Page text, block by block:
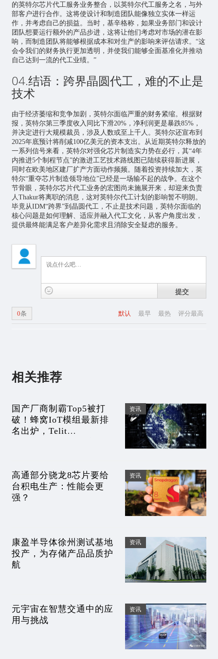
的英特尔芯片代工服务业务整合，以英特尔代工服务之名，与外
部客户进行合作。这将使设计和制造团队能像独立实体一样运
作，并考虑自己的损益。当时，基辛格称，如果业务部门和设计
团队想要运行额外的产品步进，这将让他们考虑对市场的潜在影
响，而制造团队将能够根据成本和对生产的影响来评估请求。“这
会令我们的财务执行更加透明，并使我们能够全面基准化并推动
自己达到一流的代工业绩。”
04.结语：跨界晶圆代工，难的不止是
技术
由于经济萎缩和竞争加剧，英特尔面临严重的财务紧缩。根据财
报，英特尔第三季度收入同比下滑20%，净利润更是暴跌85%，
并决定进行大规模裁员，涉及人数或至上千人。英特尔还宣布到
2025年底预计将削减100亿美元的资本支出。从近期英特尔释放的
一系列信号来看，英特尔对强化芯片制造实力势在必行，其“4年
内推进5个制程节点”的激进工艺技术路线图已陆续获得新进展，
同时在欧美地区建厂扩产方面动作频频。随着投资持续加大，英
特尔“重夺芯片制造领导地位”已经是一场输不起的战争。在这个
节骨眼，英特尔芯片代工业务的宏图尚未施展开来，却迎来负责
人Thakur将离职的消息，这对英特尔代工计划的影响暂不明朗。
毕竟从IDM“跨界”到晶圆代工，不止是技术问题，英特尔面临的
核心问题是如何理解、适应并融入代工文化，从客户角度出发，
提供最终能满足客户差异化需求且消除安全疑虑的服务。
提交
默认 最早 最热 评分最高
0条
相关推荐
国产厂商制霸Top5被打
破！蜂窝IoT模组最新排
名出炉，Telit
资讯
高通部分骁龙8芯片要给
台积电生产：性能会更
强？
资讯
康盈半导体徐州测试基地
投产，为存储产品品质护
航
资讯
元宇宙在智慧交通中的应
用与挑战
资讯